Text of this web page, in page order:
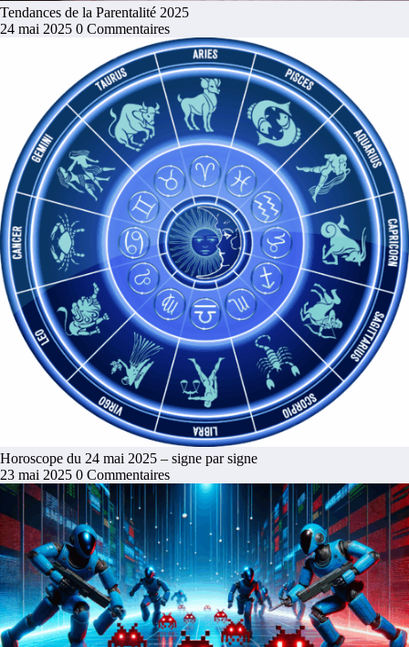
Tendances de la Parentalité 2025
24 mai 2025 0 Commentaires
Horoscope du 24 mai 2025 – signe par signe
23 mai 2025 0 Commentaires